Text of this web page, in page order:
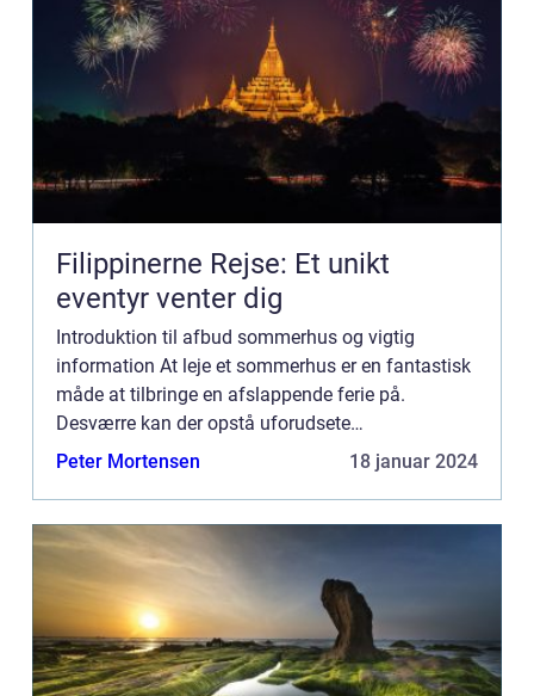
Filippinerne Rejse: Et unikt
eventyr venter dig
Introduktion til afbud sommerhus og vigtig
information At leje et sommerhus er en fantastisk
måde at tilbringe en afslappende ferie på.
Desværre kan der opstå uforudsete
omstændigheder, der gør det nødvendigt at aflyse
Peter Mortensen 18 januar 2024